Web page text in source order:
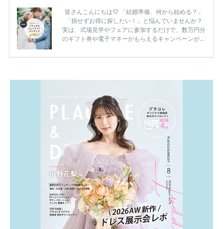
皆さんこんにちは♡ 「結婚準備、何から始める？」
「損せずお得に探したい！」と悩んでいませんか？
実は、式場見学やフェアに参加するだけで、数万円分
のギフト券や電子マネーがもらえるキャンペーンがあ
ため、比較せずに選ぶと損をしてしまうことも……。
一番お得？」「プラコレの特典は？」といった疑問も
解決します。 まずは診断で候補を絞れる「ウェディ
ング診断」か、体験型 […]続きを読む